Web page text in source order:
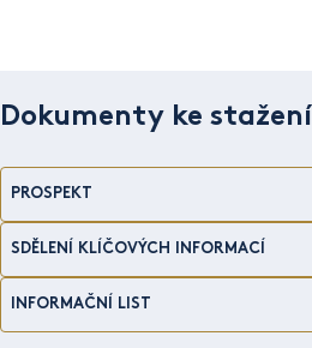
Dokumenty ke stažení
PROSPEKT
SDĚLENÍ KLÍČOVÝCH INFORMACÍ
INFORMAČNÍ LIST